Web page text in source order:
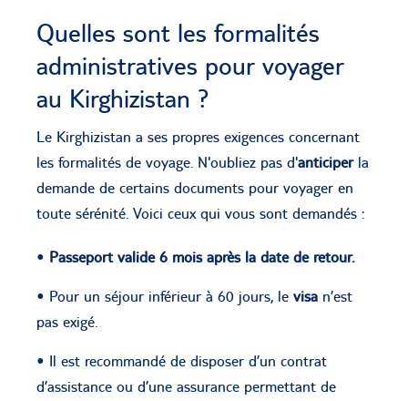
Quelles sont les formalités
administratives pour voyager
au Kirghizistan ?
Le Kirghizistan a ses propres exigences concernant
les formalités de voyage. N'oubliez pas d'anticiperla
demande de certains documents pour voyager en
toute sérénité. Voici ceux qui vous sont demandés :
• Passeport valide 6 mois après la date de retour.
• Pour un séjour inférieur à 60 jours, le visa n’est
pas exigé.
• Il est recommandé de disposer d’un contrat
d’assistance ou d’une assurance permettant de